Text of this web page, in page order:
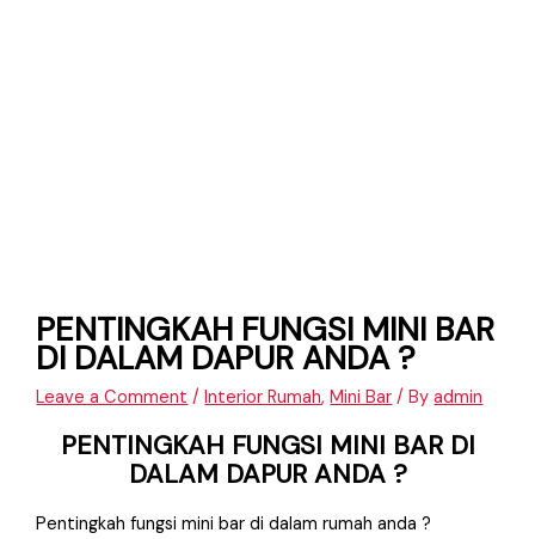
PENTINGKAH FUNGSI MINI BAR
DI DALAM DAPUR ANDA ?
Leave a Comment /Interior Rumah,Mini Bar / Byadmin
PENTINGKAH FUNGSI MINI BAR DI
DALAM DAPUR ANDA ?
Pentingkah fungsi mini bar di dalam rumah anda ?